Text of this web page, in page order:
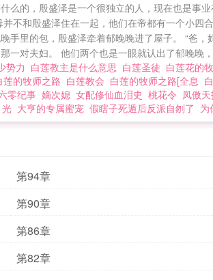
么的，殷盛泽是一个很独立的人，现在也是
不和殷盛泽住在一起，他们在帝都有一个小
手里的包，殷盛泽牵着郁晚晚进了屋子。 “爸
一对夫妇。 他们两个也是一眼就认出了郁晚晚
势力 白莲教主是什么意思 白莲圣徒 白莲花的
莲的牧师之路 白莲教会 白莲的牧师之路[全息
零纪事 嫡次媳 女配修仙血泪史 桃花令 凤傲天
大亨的专属蜜宠 假瞎子死遁后反派自刎了 为
第94章
第90章
第86章
第82章